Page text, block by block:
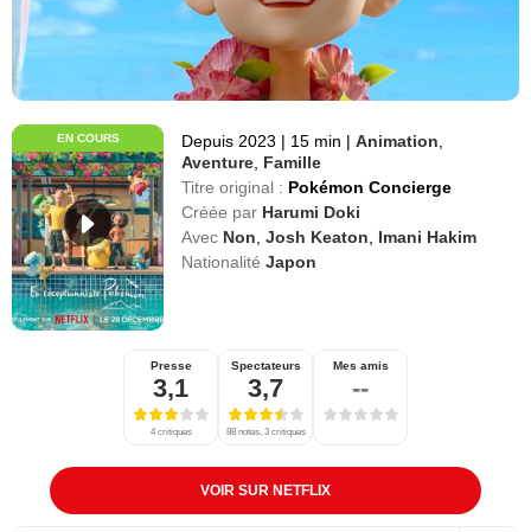
EN COURS Depuis 2023 | 15 min | Animation
Aventure Famille
Titre original : Pokémon Concierge
Créée par Harumi Doki
Avec Non ,Josh Keaton
Imani Hakim
Nationalité Japon
Presse
3,1
4 critiques
Spectateurs
3,7
88 notes, 3 critiques
Mes amis
--
VOIR SUR NETFLIX